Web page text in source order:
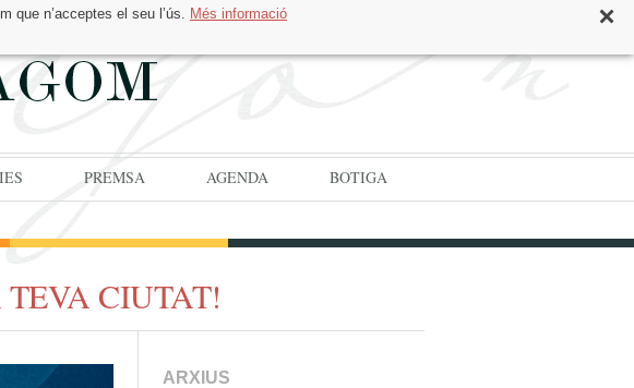
que n’acceptes el seu l’ús. Més informació
PREMSA AGENDA BOTIGA
CIUTAT!
ARXIUS